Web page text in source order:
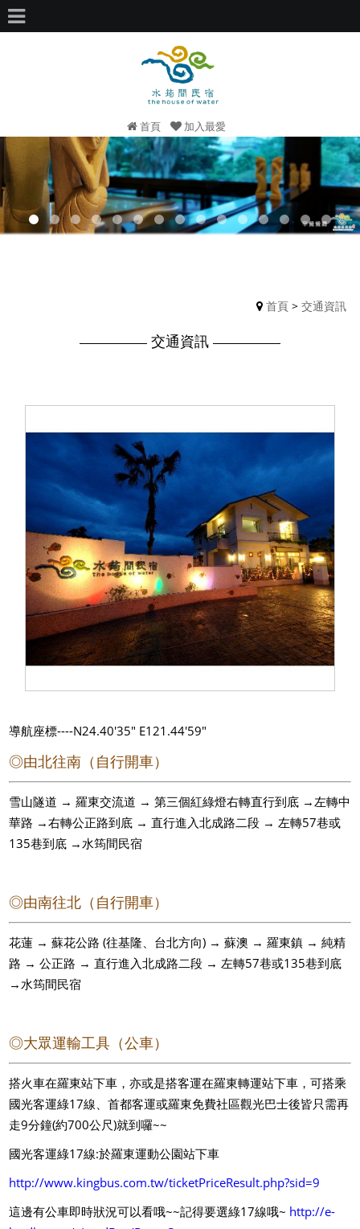
首頁 加入最愛
首頁> 交通資訊
交通資訊
導航座標----N24.40'35" E121.44'59"
◎由北往南（自行開車）
雪山隧道 → 羅東交流道 → 第三個紅綠燈右轉直行到底 →左轉中
華路 →右轉公正路到底 → 直行進入北成路二段 → 左轉57巷或
135巷到底 →水筠間民宿
◎由南往北（自行開車）
花蓮 → 蘇花公路 (往基隆、台北方向) → 蘇澳 → 羅東鎮 → 純精
路 → 公正路 → 直行進入北成路二段 → 左轉57巷或135巷到底
→水筠間民宿
◎大眾運輸工具（公車）
搭火車在羅東站下車，亦或是搭客運在羅東轉運站下車，可搭乘
國光客運綠17線、首都客運或羅東免費社區觀光巴士後皆只需再
走9分鐘(約700公尺)就到囉~~
國光客運綠17線:於羅東運動公園站下車
http://www.kingbus.com.tw/ticketPriceResult.php?sid=9
這邊有公車即時狀況可以看哦~~記得要選綠17線哦~ http://e-